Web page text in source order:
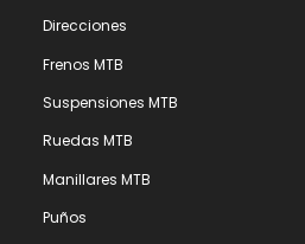
Direcciones
Frenos MTB
Suspensiones MTB
Ruedas MTB
Manillares MTB
Puños